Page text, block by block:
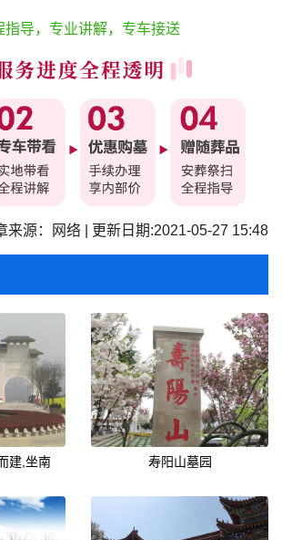
指导，专业讲解，专车接送
来源：网络 | 更新日期:2021-05-27 15:48
建,坐南 寿阳山墓园